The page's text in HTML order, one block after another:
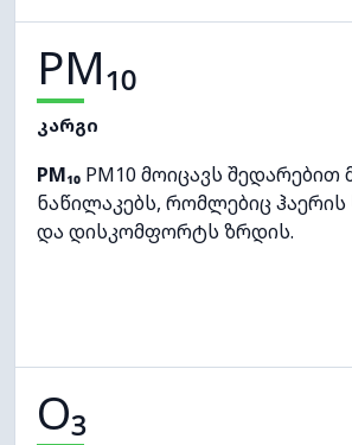
PM₁₀
კარგი
PM₁₀ PM10 მოიცავს შედარებით
ნაწილაკებს, რომლებიც
და დისკომფორტს ზრდის.
O₃